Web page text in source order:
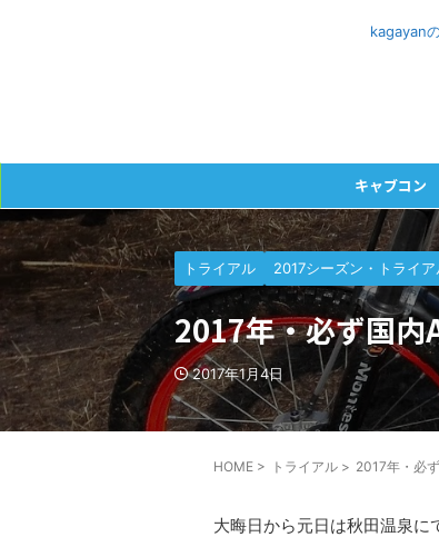
kagayan
キャブコン
トライアル 2017シーズン・トライア
2017年・必ず国内
2017年1月4日
HOME > トライアル > 2017年・必
大晦日から元日は秋田温泉